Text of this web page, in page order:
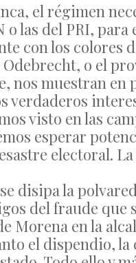
el régimen
las del PRI, para
con los colores
o el
nos muestran en
visto en las
esperar
electoral.
disipa la
del fraude que
Morena en la
el dispendio, la